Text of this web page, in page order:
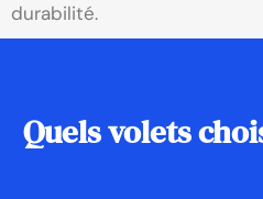
durabilité.
Quelsvolets